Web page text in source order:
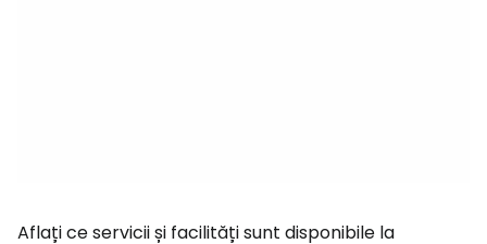
Aflați ce servicii și facilități sunt disponibile la